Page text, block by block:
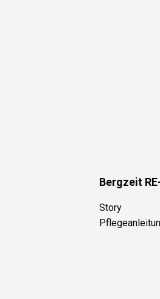
Bergzeit
Story